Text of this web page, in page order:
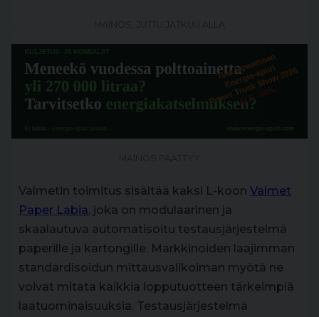
Valmetin toimitus sisältää kaksi L-koon Valmet
Paper Labia, joka on modulaarinen ja
skaalautuva automatisoitu testausjärjestelmä
paperille ja kartongille. Markkinoiden laajimman
standardisoidun mittausvalikoiman myötä ne
voivat mitata kaikkia lopputuotteen tärkeimpiä
laatuominaisuuksia. Testausjärjestelmä